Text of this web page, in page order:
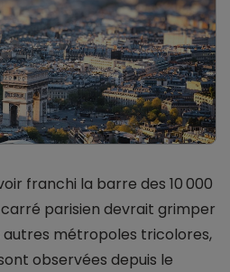
franchi la barre des 10 000
parisien devrait grimper
autres métropoles tricolores,
observées depuis le